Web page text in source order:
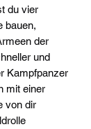
du vier
bauen,
der
und
Kampfpanzer
mit einer
von dir